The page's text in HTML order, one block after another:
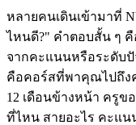
หลายคนเดินเข้ามาที่
ไหนดี?" คำตอบสั้น ๆ คื
จากคะแนนหรือระดับ
คือคอร์สที่พาคุณไปถึง
12 เดือนข้างหน้า ครูข
ที่ไหน สายอะไร คะแน